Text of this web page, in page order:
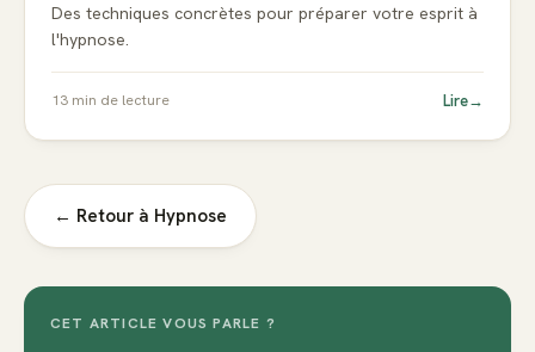
Des techniques concrètes pour préparer votre esprit à
l'hypnose.
13 min de lecture Lire→
← Retour à Hypnose
CET ARTICLE VOUS PARLE ?